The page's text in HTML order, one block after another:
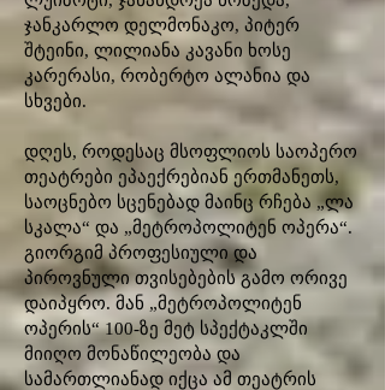
ჯანკარლო დელმონაკო, პიტერ
შტეინი, ლილიანა კავანი ხოსე
კარერასი, რობერტო ალანია და
სხვები.
დღეს, როდესაც მსოფლიოს საოპერო
თეატრები ეპაექრებიან ერთმანეთს,
საოცნებო სცენებად მაინც რჩება „ლა
სკალა“ და „მეტროპოლიტენ ოპერა“.
გიორგიმ პროფესიული და
პიროვნული თვისებების გამო ორივე
დაიპყრო. მან „მეტროპოლიტენ
ოპერის“ 100-ზე მეტ სპექტაკლში
მიიღო მონაწილეობა და
სამართლიანად იქცა ამ თეატრის